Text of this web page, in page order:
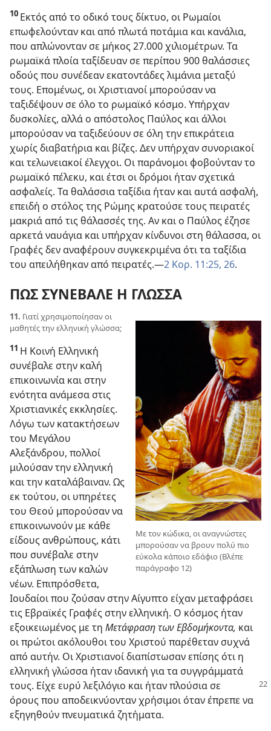
10 Εκτός από το οδικό τους δίκτυο, οι Ρωμαίοι
επωφελούνταν και από πλωτά ποτάμια και κανάλια,
που απλώνονταν σε μήκος 27.000 χιλιομέτρων. Τα
ρωμαϊκά πλοία ταξίδευαν σε περίπου 900 θαλάσσιες
οδούς που συνέδεαν εκατοντάδες λιμάνια μεταξύ
τους. Επομένως, οι Χριστιανοί μπορούσαν να
ταξιδέψουν σε όλο το ρωμαϊκό κόσμο. Υπήρχαν
δυσκολίες, αλλά ο απόστολος Παύλος και άλλοι
μπορούσαν να ταξιδεύουν σε όλη την επικράτεια
χωρίς διαβατήρια και βίζες. Δεν υπήρχαν συνοριακοί
και τελωνειακοί έλεγχοι. Οι παράνομοι φοβούνταν το
ρωμαϊκό πέλεκυ, και έτσι οι δρόμοι ήταν σχετικά
ασφαλείς. Τα θαλάσσια ταξίδια ήταν και αυτά ασφαλή,
επειδή ο στόλος της Ρώμης κρατούσε τους πειρατές
μακριά από τις θάλασσές της. Αν και ο Παύλος έζησε
αρκετά ναυάγια και υπήρχαν κίνδυνοι στη θάλασσα, οι
Γραφές δεν αναφέρουν συγκεκριμένα ότι τα ταξίδια
του απειλήθηκαν από πειρατές.—2 Κορ. 11:25, 26.
ΠΩΣ ΣΥΝΕΒΑΛΕ Η ΓΛΩΣΣΑ
Με τον κώδικα, οι αναγνώστες
μπορούσαν να βρουν πολύ πιο
εύκολα κάποιο εδάφιο (Βλέπε
παράγραφο 12)
11. Γιατί χρησιμοποίησαν οι
μαθητές την ελληνική γλώσσα;
11 Η Κοινή Ελληνική
συνέβαλε στην καλή
επικοινωνία και στην
ενότητα ανάμεσα στις
Χριστιανικές εκκλησίες.
Λόγω των κατακτήσεων
του Μεγάλου
Αλεξάνδρου, πολλοί
μιλούσαν την ελληνική
και την καταλάβαιναν. Ως
εκ τούτου, οι υπηρέτες
του Θεού μπορούσαν να
επικοινωνούν με κάθε
είδους ανθρώπους, κάτι
που συνέβαλε στην
εξάπλωση των καλών
νέων. Επιπρόσθετα,
Ιουδαίοι που ζούσαν στην Αίγυπτο είχαν μεταφράσει
τις Εβραϊκές Γραφές στην ελληνική. Ο κόσμος ήταν
εξοικειωμένος με τη Μετάφραση των Εβδομήκοντα, και
οι πρώτοι ακόλουθοι του Χριστού παρέθεταν συχνά
από αυτήν. Οι Χριστιανοί διαπίστωσαν επίσης ότι η
ελληνική γλώσσα ήταν ιδανική για τα συγγράμματά
τους. Είχε ευρύ λεξιλόγιο και ήταν πλούσια σε
όρους που αποδεικνύονταν χρήσιμοι όταν έπρεπε να
εξηγηθούν πνευματικά ζητήματα.